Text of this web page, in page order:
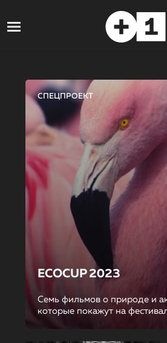
СПЕЦПРОЕКТ
ECOCUP 2023
Семь фильмов о природе и
которые покажут на